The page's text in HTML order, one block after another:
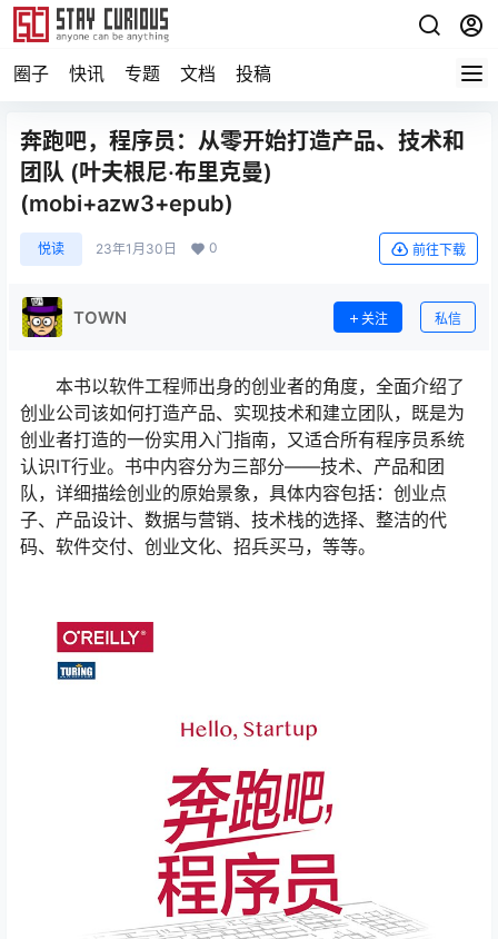
圈子 快讯 专题 文档 投稿
奔跑吧，程序员：从零开始打造产品、技术和
团队 (叶夫根尼·布里克曼)
(mobi+azw3+epub)
悦读 23年1月30日 0 前往下载
TOWN 关注 私信
本书以软件工程师出身的创业者的角度，全面介绍了
创业公司该如何打造产品、实现技术和建立团队，既是为
创业者打造的一份实用入门指南，又适合所有程序员系统
认识IT行业。书中内容分为三部分——技术、产品和团
队，详细描绘创业的原始景象，具体内容包括：创业点
子、产品设计、数据与营销、技术栈的选择、整洁的代
码、软件交付、创业文化、招兵买马，等等。